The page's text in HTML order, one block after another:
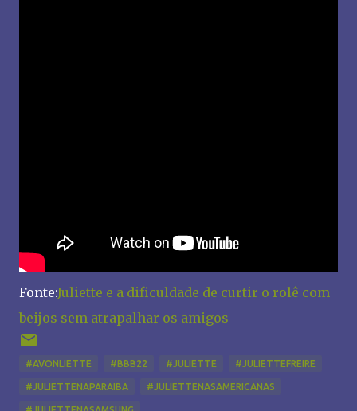
Fonte:Juliette e a dificuldade de curtir o rolê com
beijos sem atrapalhar os amigos
#AVONLIETTE #BBB22 #JULIETTE #JULIETTEFREIRE
#JULIETTENAPARAIBA #JULIETTENASAMERICANAS